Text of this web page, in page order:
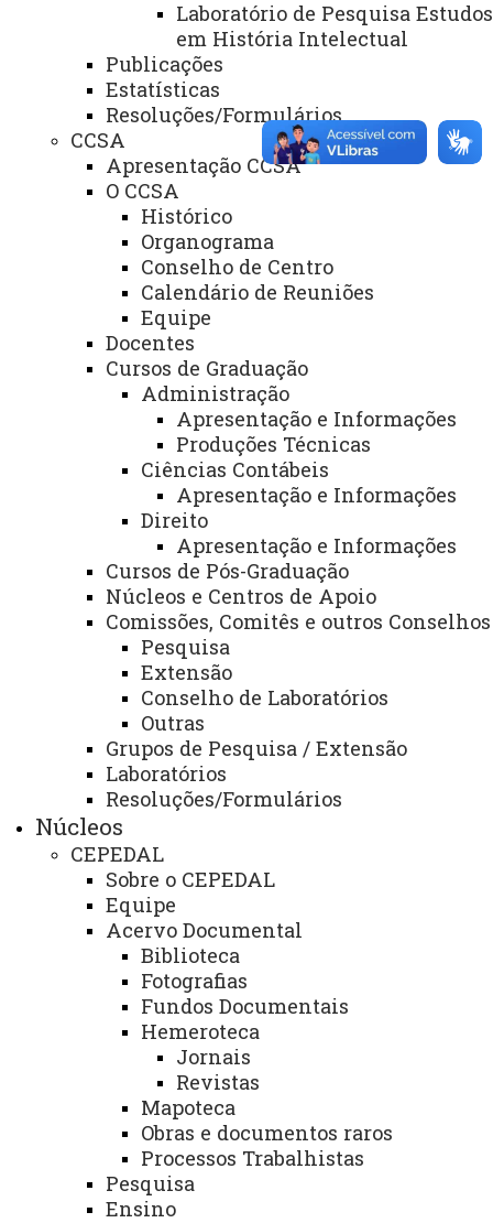
Laboratório de Pesquisa Estudos
em História Intelectual
Publicações
Estatísticas
Resoluções/Formulários
CCSA
Apresentação CCSA
O CCSA
Histórico
Organograma
Conselho de Centro
Calendário de Reuniões
Equipe
Docentes
Cursos de Graduação
Administração
Apresentação e Informações
Produções Técnicas
Ciências Contábeis
Apresentação e Informações
Direito
Apresentação e Informações
Cursos de Pós-Graduação
Núcleos e Centros de Apoio
Comissões, Comitês e outros Conselhos
Pesquisa
Extensão
Conselho de Laboratórios
Outras
Grupos de Pesquisa / Extensão
Laboratórios
Resoluções/Formulários
Núcleos
CEPEDAL
Sobre o CEPEDAL
Equipe
Acervo Documental
Biblioteca
Fotografias
Fundos Documentais
Hemeroteca
Jornais
Revistas
Mapoteca
Obras e documentos raros
Processos Trabalhistas
Pesquisa
Ensino
Acesso Restrito (Editores do Portal)
Arquivo Virtual
Identidade Visual
Portal Office 365
Secretaria Geral
Gabinete Reitoria
Secretaria dos Conselhos Superiores
PRÓ-REITORIAS
Administração e Finanças
Extensão
Graduação
Pesquisa/Pós Graduação
Recursos Humanos
Planejamento
Assistência Estudantil
Auditoria Interna
Avaliação Institucional